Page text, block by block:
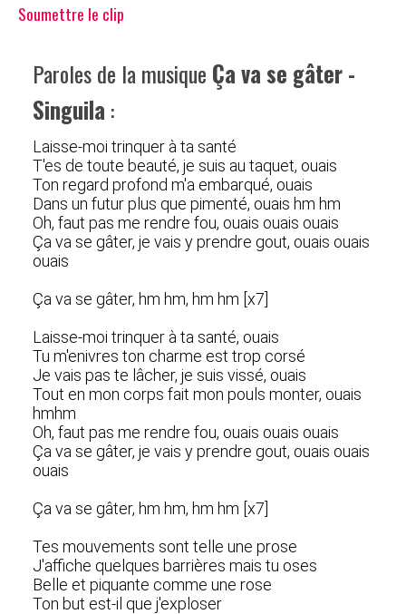
Soumettre le clip
Paroles de la musique Ça va se gâter -
Singuila :
Laisse-moi trinquer à ta santé
T'es de toute beauté, je suis au taquet, ouais
Ton regard profond m'a embarqué, ouais
Dans un futur plus que pimenté, ouais hm hm
Oh, faut pas me rendre fou, ouais ouais ouais
Ça va se gâter, je vais y prendre gout, ouais ouais
ouais
Ça va se gâter, hm hm, hm hm [x7]
Laisse-moi trinquer à ta santé, ouais
Tu m'enivres ton charme est trop corsé
Je vais pas te lâcher, je suis vissé, ouais
Tout en mon corps fait mon pouls monter, ouais
hmhm
Oh, faut pas me rendre fou, ouais ouais ouais
Ça va se gâter, je vais y prendre gout, ouais ouais
ouais
Ça va se gâter, hm hm, hm hm [x7]
Tes mouvements sont telle une prose
J'affiche quelques barrières mais tu oses
Belle et piquante comme une rose
Ton but est-il que j'exploser